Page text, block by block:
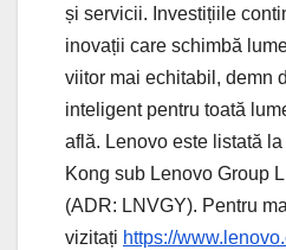
și servicii. Investițiile
inovații care schimbă
viitor mai echitabil, demn
inteligent pentru toată
află. Lenovo este listată
Kong sub Lenovo Group
(ADR: LNVGY). Pentru
vizitați https://